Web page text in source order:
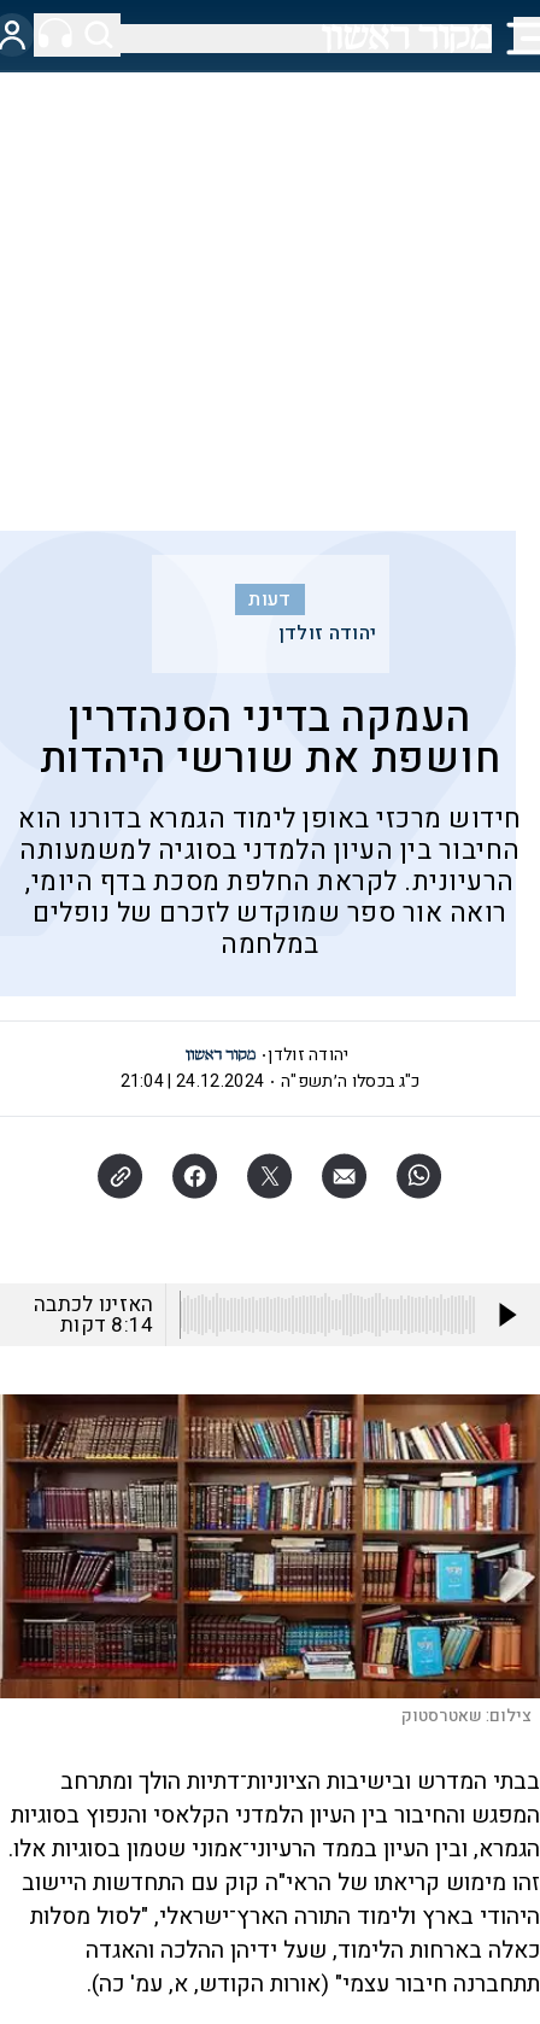
דעות
יהודה זולדן
העמקה בדיני הסנהדרין
חושפת את שורשי היהדות
חידוש מרכזי באופן לימוד הגמרא בדורנו הוא
החיבור בין העיון הלמדני בסוגיה למשמעותה
הרעיונית. לקראת החלפת מסכת בדף היומי,
רואה אור ספר שמוקדש לזכרם של נופלים
במלחמה
יהודה זולדן
כ"ג בכסלו ה׳תשפ"ה
24.12.2024 | 21:04
האזינו לכתבה
8:14 דקות
צילום:שאטרסטוק
בבתי המדרש ובישיבות הציוניות־דתיות הולך ומתרחב
המפגש והחיבור בין העיון הלמדני הקלאסי והנפוץ בסוגיות
הגמרא, ובין העיון בממד הרעיוני־אמוני שטמון בסוגיות אלו.
זהו מימוש קריאתו של הראי"ה קוק עם התחדשות היישוב
היהודי בארץ ולימוד התורה הארץ־ישראלי, "לסול מסלות
כאלה בארחות הלימוד, שעל ידיהן ההלכה והאגדה
תתחברנה חיבור עצמי" (אורות הקודש, א, עמ' כה).